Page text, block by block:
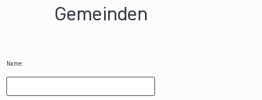
HochschulenGemeinden
Name